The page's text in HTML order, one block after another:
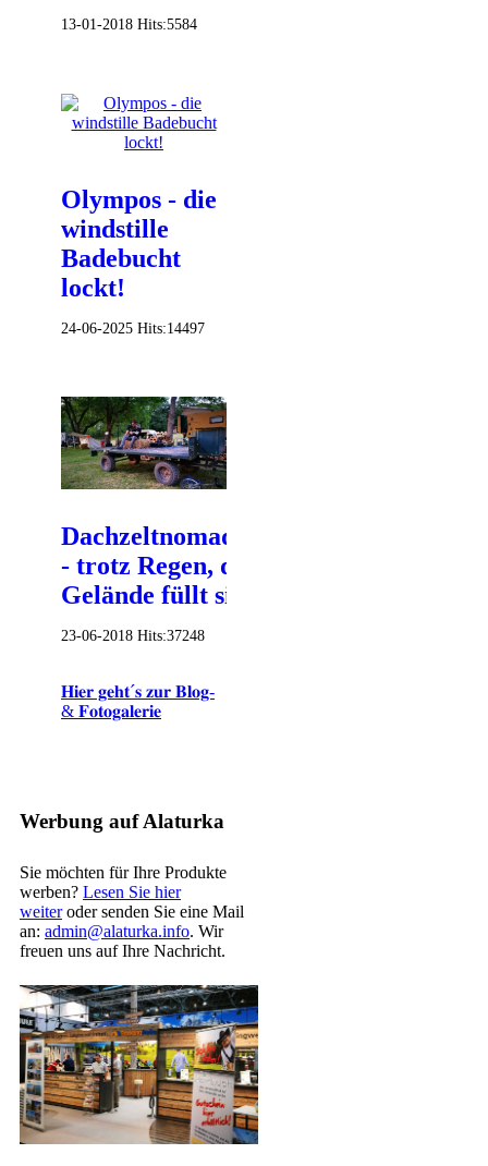
13-01-2018 Hits:5584
Olympos - die
windstille
Badebucht
lockt!
24-06-2025 Hits:14497
Dachzeltnomadentreffen
- trotz Regen, das
Gelände füllt sich!
23-06-2018 Hits:37248
𝐇𝐢𝐞𝐫 𝐠𝐞𝐡𝐭´𝐬 𝐳𝐮𝐫 𝐁𝐥𝐨𝐠-
& 𝐅𝐨𝐭𝐨𝐠𝐚𝐥𝐞𝐫𝐢𝐞
Werbung auf Alaturka
Sie möchten für Ihre Produkte
werben? Lesen Sie hier
weiteroder senden Sie eine Mail
an: admin@alaturka.info. Wir
freuen uns auf Ihre Nachricht.